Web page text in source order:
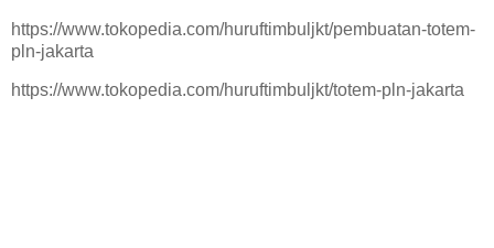
https://www.tokopedia.com/huruftimbuljkt/pembuatan-totem-
pln-jakarta
https://www.tokopedia.com/huruftimbuljkt/totem-pln-jakarta